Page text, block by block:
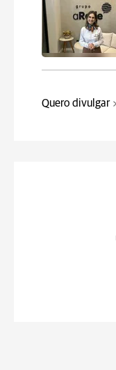
Quero divulgar